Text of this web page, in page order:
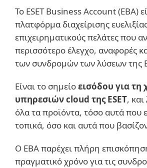
Το ESET Business Account (EBA)
πλατφόρμα διαχείρισης
επιχειρηματικούς πελάτες που
περισσότερο έλεγχο, αναφορές
των συνδρομών των λύσεων της
Είναι το σημείοεισόδου για τη
υπηρεσιών cloud της ESET, και
όλα τα προϊόντα, τόσο αυτά που
τοπικά, όσο και αυτά που
O EBA παρέχει πλήρη
πραγματικό χρόνο για τις